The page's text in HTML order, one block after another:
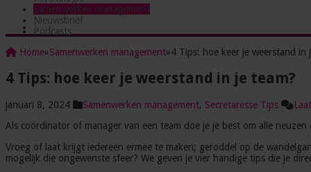
Blog
Samenwerken management
Nieuwsbrief
Podcasts
Home»Samenwerken management»4 Tips: hoe keer je weerstand in
4 Tips: hoe keer je weerstand in je team?
januari 8, 2024 Samenwerken management, Secretaresse Tips
Als coördinator of manager van een team doe je je best om alle
Vroeg of laat krijgt iedereen ermee te maken; geroddel op de
mogelijk die ongewenste sfeer? We geven je vier handige tips die je